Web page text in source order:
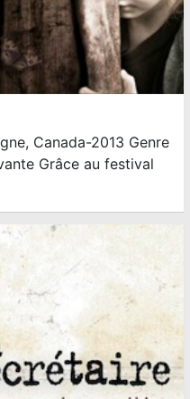
Canada-2013 Genre
Grâce au festival